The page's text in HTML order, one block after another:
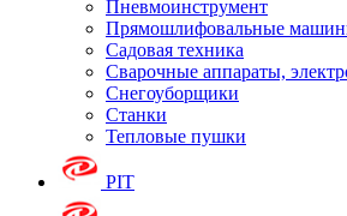
Пневмоинструмент
Прямошлифовальные
Садовая техника
Сварочные аппараты,
Снегоуборщики
Станки
Тепловые пушки
PIT